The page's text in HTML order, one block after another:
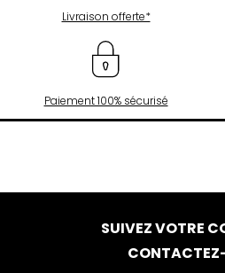
Livraison offerte*
Paiement 100% sécurisé
SUIVEZ VOTRE